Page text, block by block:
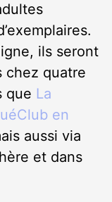
ils seront
chez quatre
que La
en
aussi via
et dans